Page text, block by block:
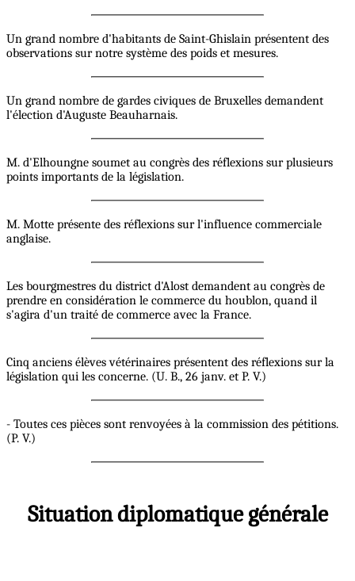
Un grand nombre d'habitants de Saint-Ghislain présentent des
observations sur notre système des poids et mesures.
Un grand nombre de gardes civiques de Bruxelles demandent
l'élection d'Auguste Beauharnais.
M. d'Elhoungne soumet au congrès des réflexions sur plusieurs
points importants de la législation.
M. Motte présente des réflexions sur l'influence commerciale
anglaise.
Les bourgmestres du district d'Alost demandent au congrès de
prendre en considération le commerce du houblon, quand il
s'agira d'un traité de commerce avec la France.
Cinq anciens élèves vétérinaires présentent des réflexions sur la
législation qui les concerne. (U. B., 26 janv. et P. V.)
- Toutes ces pièces sont renvoyées à la commission des pétitions.
(P. V.)
Situation diplomatique générale